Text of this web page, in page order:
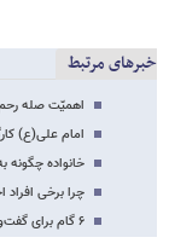
خبرهای مرتبط
اهمیّت صله
امام علی(ع)
خانواده چگونه
چرا برخی
۶ گام برای گفت‌وگوی بدون تنش با نوجوان درباره سیاست